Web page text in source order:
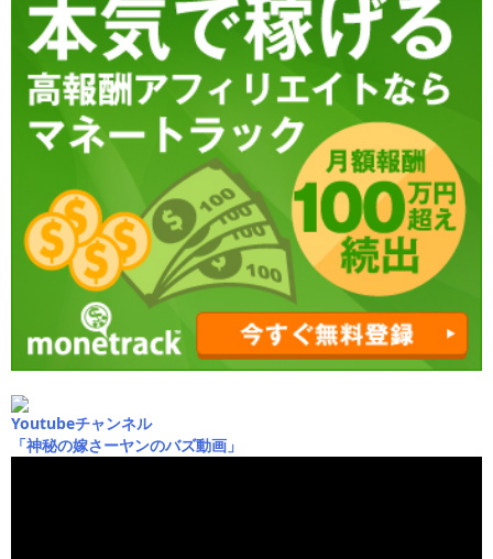
Youtubeチャンネル
「神秘の嫁さーヤンのバズ動画」